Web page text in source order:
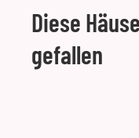
Diese
gefallen